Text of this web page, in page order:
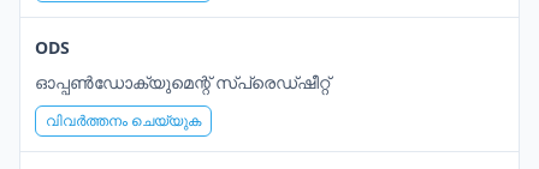
ODS
ഓപ്പൺഡോക്യുമെന്റ് സ്പ്രെഡ്ഷീറ്റ്
വിവർത്തനം ചെയ്യുക